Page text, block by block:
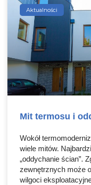
Aktualności
Mit termosu i
Wokół
wiele mitów.
„oddychanie ścian”.
zewnętrznych może
wilgoci